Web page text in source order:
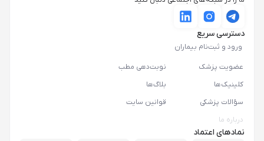
دسترسی سریع
ورود و ثبت‌نام بیماران
عضویت پزشک
نوبت‌دهی مطب
کلینیک‌ها
بلاگ‌ها
سؤالات پزشکی
قوانین سایت
درباره ما
نمادهای اعتماد